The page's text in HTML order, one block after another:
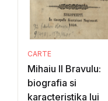
CARTE
Mihaiu II Bravulu:
biografia si
karacteristika lui